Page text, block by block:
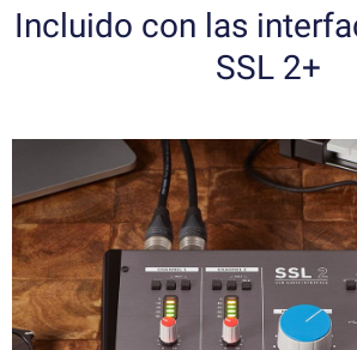
Incluido con las
SSL 2+